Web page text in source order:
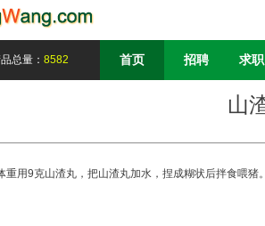
总量： 8582 首页 招聘 求职
山
重用9克山渣丸，把山渣丸加水，捏成糊状后拌食喂